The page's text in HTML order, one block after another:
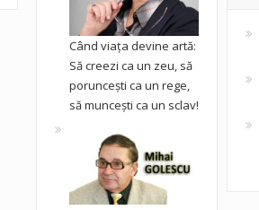
Când viața devine artă:
Să creezi ca un zeu, să
poruncești ca un rege,
să muncești ca un sclav!